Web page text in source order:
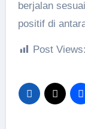
berjalan
positif di
Post Views: